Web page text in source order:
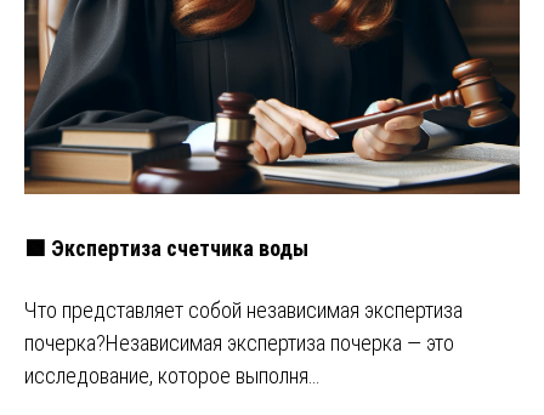
🟩 Экспертиза счетчика воды
Что представляет собой независимая экспертиза
почерка?Независимая экспертиза почерка — это
исследование, которое выполня…